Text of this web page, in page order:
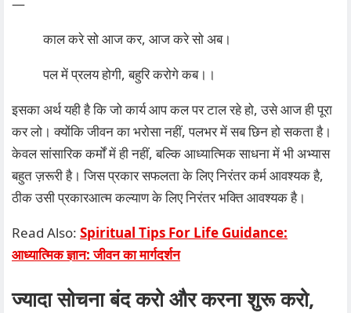
काल करे सो आज कर, आज करे सो अब।
पल में प्रलय होगी, बहुरि करोगे कब।।
इसका अर्थ यही है कि जो कार्य आप कल पर टाल रहे हो, उसे आज ही पूरा
कर लो। क्योंकि जीवन का भरोसा नहीं, पलभर में सब छिन हो सकता है।
केवल सांसारिक कर्मों में ही नहीं, बल्कि आध्यात्मिक साधना में भी अभ्यास
बहुत ज़रूरी है। जिस प्रकार सफलता के लिए निरंतर कर्म आवश्यक है,
ठीक उसी प्रकारआत्म कल्याण के लिए निरंतर भक्ति आवश्यक है।
Read Also: Spiritual Tips For Life Guidance:
आध्यात्मिक ज्ञान: जीवन का मार्गदर्शन
ज्यादा सोचना बंद करो और करना शुरू करो,